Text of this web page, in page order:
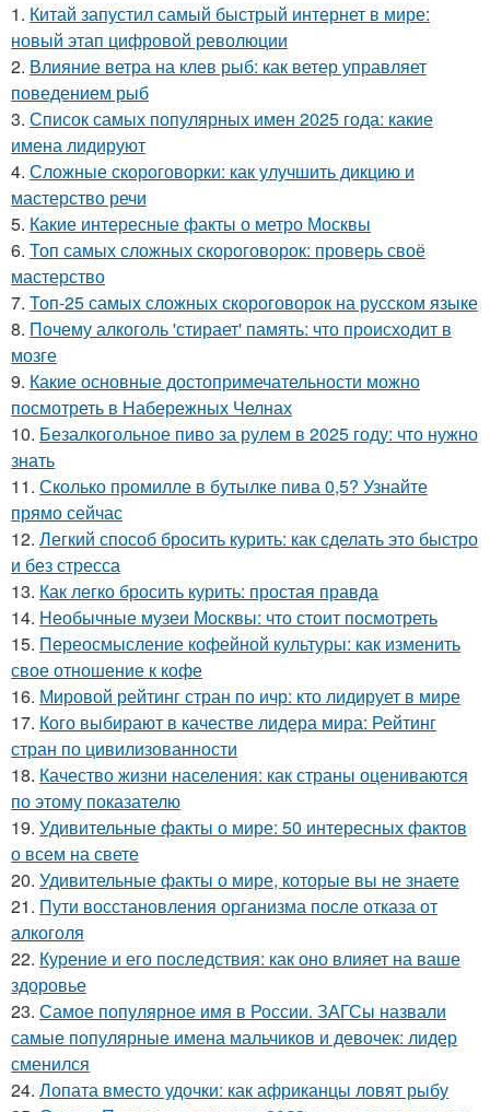
1. Китай запустил самый быстрый интернет в мире:
новый этап цифровой революции
2. Влияние ветра на клев рыб: как ветер управляет
поведением рыб
3. Список самых популярных имен 2025 года: какие
имена лидируют
4. Сложные скороговорки: как улучшить дикцию и
мастерство речи
5. Какие интересные факты о метро Москвы
6. Топ самых сложных скороговорок: проверь своё
мастерство
7. Топ-25 самых сложных скороговорок на русском языке
8. Почему алкоголь 'стирает' память: что происходит в
мозге
9. Какие основные достопримечательности можно
посмотреть в Набережных Челнах
10. Безалкогольное пиво за рулем в 2025 году: что нужно
знать
11. Сколько промилле в бутылке пива 0,5? Узнайте
прямо сейчас
12. Легкий способ бросить курить: как сделать это быстро
и без стресса
13. Как легко бросить курить: простая правда
14. Необычные музеи Москвы: что стоит посмотреть
15. Переосмысление кофейной культуры: как изменить
свое отношение к кофе
16. Мировой рейтинг стран по ичр: кто лидирует в мире
17. Кого выбирают в качестве лидера мира: Рейтинг
стран по цивилизованности
18. Качество жизни населения: как страны оцениваются
по этому показателю
19. Удивительные факты о мире: 50 интересных фактов
о всем на свете
20. Удивительные факты о мире, которые вы не знаете
21. Пути восстановления организма после отказа от
алкоголя
22. Курение и его последствия: как оно влияет на ваше
здоровье
23. Самое популярное имя в России. ЗАГСы назвали
самые популярные имена мальчиков и девочек: лидер
сменился
24. Лопата вместо удочки: как африканцы ловят рыбу